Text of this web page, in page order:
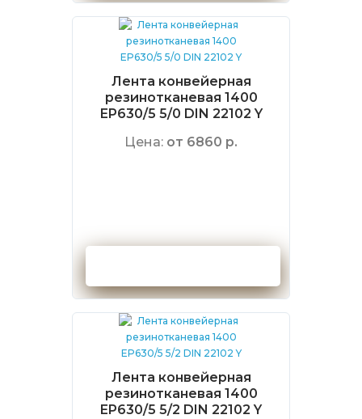
Лента конвейерная
резинотканевая 1400
EP630/5 5/0 DIN 22102 Y
Цена: от 6860 р.
Лента конвейерная
резинотканевая 1400
EP630/5 5/2 DIN 22102 Y